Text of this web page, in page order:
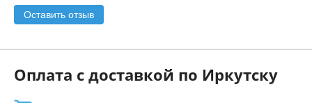
Оставить отзыв
Оплата с доставкой по Иркутску